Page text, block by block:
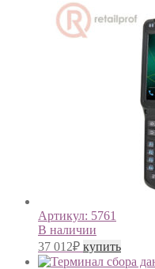
Артикул: 5761
В наличии
37 012₽ купить